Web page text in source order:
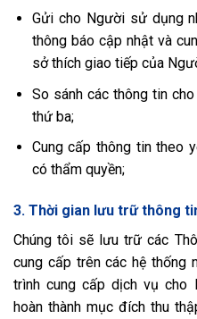
Gửi cho Người sử dụng
thông báo cập nhật và
sở thích giao tiếp của
So sánh các thông tin
thứ ba;
Cung cấp thông tin theo
có thẩm quyền;
3. Thời gian lưu trữ thông
Chúng tôi sẽ lưu trữ các
cung cấp trên các hệ thống
trình cung cấp dịch vụ cho
hoàn thành mục đích thu